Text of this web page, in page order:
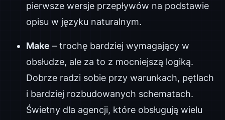
pierwsze wersje przepływów na podstawie
opisu w języku naturalnym.
Make – trochę bardziej wymagający w
obsłudze, ale za to z mocniejszą logiką.
Dobrze radzi sobie przy warunkach, pętlach
i bardziej rozbudowanych schematach.
Świetny dla agencji, które obsługują wielu